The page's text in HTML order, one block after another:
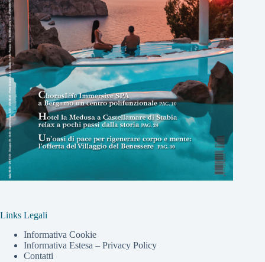
Links Legali
Informativa Cookie
Informativa Estesa – Privacy Policy
Contatti